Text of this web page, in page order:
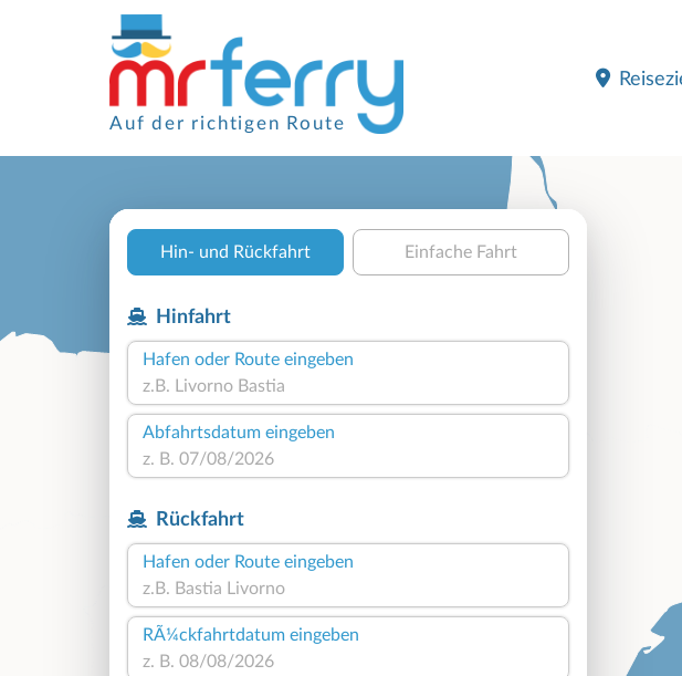
Auf der richtigen Route
Hin- und Rückfahrt Einfache Fahrt
Hinfahrt
Hafen oder Route eingeben
Abfahrtsdatum eingeben
Rückfahrt
Hafen oder Route eingeben
RÃ¼ckfahrtdatum eingeben